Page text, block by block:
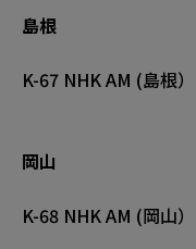
島根
K-67 NHK AM (島
岡山
K-68 NHK AM (岡